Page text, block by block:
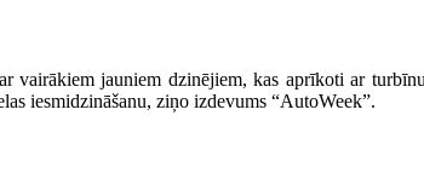
jauniem dzinējiem, kas aprīkoti ar
iesmidzināšanu, ziņo izdevums “AutoWeek”.